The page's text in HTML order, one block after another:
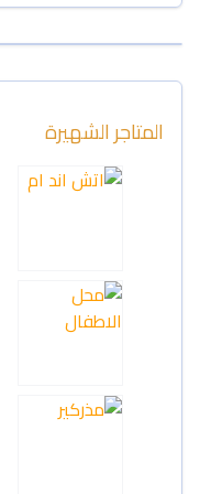
المتاجر الشهيرة